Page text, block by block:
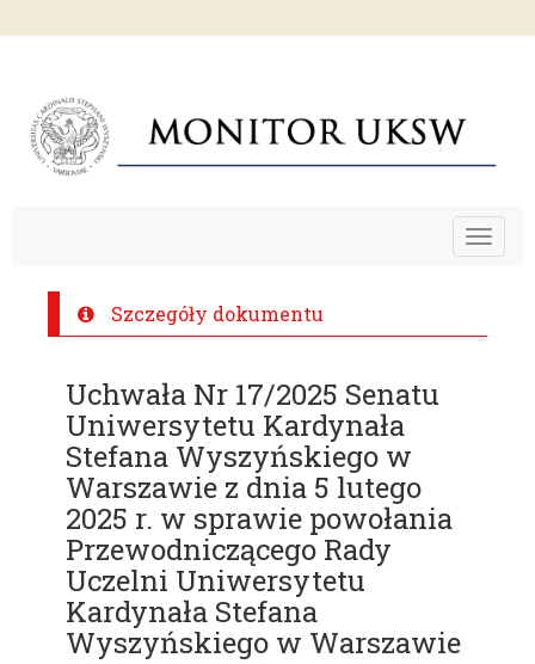
Toggle
Szczegóły dokumentu
Uchwała Nr 17/2025 Senatu
Uniwersytetu Kardynała
Stefana Wyszyńskiego w
Warszawie z dnia 5 lutego
2025 r. w sprawie powołania
Przewodniczącego Rady
Uczelni Uniwersytetu
Kardynała Stefana
Wyszyńskiego w Warszawie